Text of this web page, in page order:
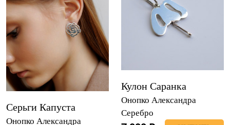
Серьги Капуста
Онопко Александра
Кулон Саранка
Онопко Александра
Серебро